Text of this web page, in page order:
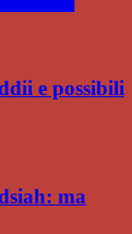
e possibili
ma